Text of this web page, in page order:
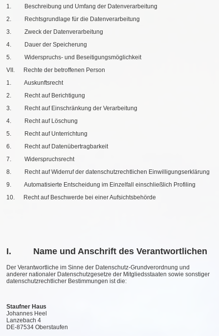
1. Beschreibung und Umfang der Datenverarbeitung
2. Rechtsgrundlage für die Datenverarbeitung
3. Zweck der Datenverarbeitung
4. Dauer der Speicherung
5. Widerspruchs- und Beseitigungsmöglichkeit
VII. Rechte der betroffenen Person
1. Auskunftsrecht
2. Recht auf Berichtigung
3. Recht auf Einschränkung der Verarbeitung
4. Recht auf Löschung
5. Recht auf Unterrichtung
6. Recht auf Datenübertragbarkeit
7. Widerspruchsrecht
8. Recht auf Widerruf der datenschutzrechtlichen Einwilligungserklärung
9. Automatisierte Entscheidung im Einzelfall einschließlich Profiling
10. Recht auf Beschwerde bei einer Aufsichtsbehörde
I. Name und Anschrift des Verantwortlichen
Der Verantwortliche im Sinne der Datenschutz-Grundverordnung und
anderer nationaler Datenschutzgesetze der Mitgliedsstaaten sowie sonstiger
datenschutzrechtlicher Bestimmungen ist die:
Staufner Haus
Johannes Heel
Lanzebach 4
DE-87534 Oberstaufen